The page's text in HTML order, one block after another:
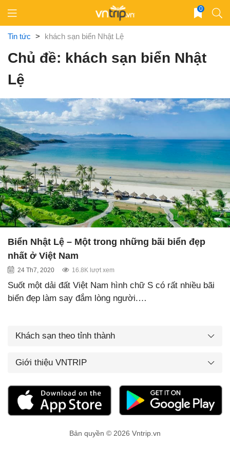
content
0
Tin tức > khách sạn biển Nhật Lệ
Chủ đề: khách sạn biển Nhật
Lệ
Biển Nhật Lệ – Một trong những bãi biển đẹp
nhất ở Việt Nam
24 Th7, 2020 16.8K lượt xem
Suốt một dải đất Việt Nam hình chữ S có rất nhiều bãi
biển đẹp làm say đắm lòng người.…
Khách sạn theo tỉnh thành
Giới thiệu VNTRIP
Bản quyền © 2026 Vntrip.vn